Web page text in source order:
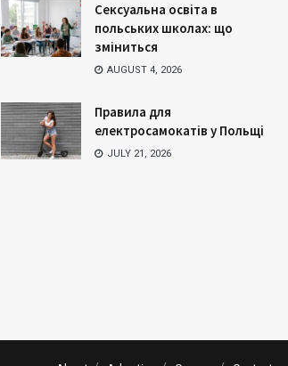
Сексуальна освіта в
польських школах: що
зміниться
AUGUST 4, 2026
Правила для
електросамокатів у Польщі
JULY 21, 2026